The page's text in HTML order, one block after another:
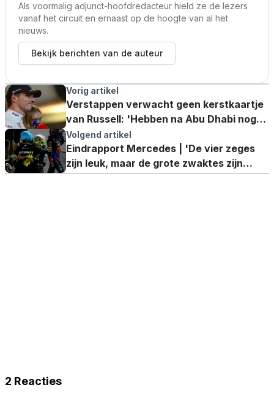
Als voormalig adjunct-hoofdredacteur hield ze de lezers
vanaf het circuit en ernaast op de hoogte van al het
nieuws.
Bekijk berichten van de auteur
Vorig artikel
Verstappen verwacht geen kerstkaartje
van Russell: 'Hebben na Abu Dhabi nog
wel kort gepraat'
Volgend artikel
Eindrapport Mercedes | 'De vier zeges
zijn leuk, maar de grote zwaktes zijn
pijnlijk duidelijk'
2 Reacties